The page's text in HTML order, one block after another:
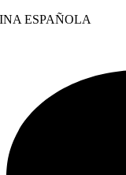
ESPAÑOLA